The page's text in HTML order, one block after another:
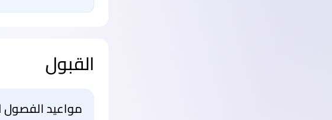
القبول
مواعيد الفصول